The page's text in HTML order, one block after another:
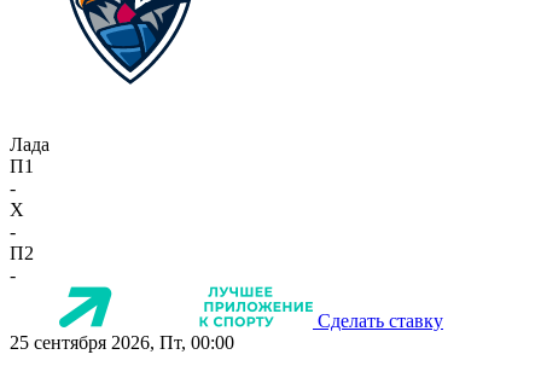
Лада
П1
-
X
-
П2
-
Сделать ставку
25 сентября 2026, Пт, 00:00